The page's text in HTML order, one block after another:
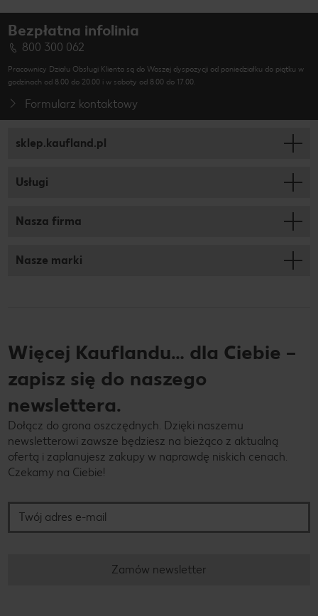
Bezpłatna infolinia
800 300 062
Pracownicy Działu Obsługi Klienta są do Waszej dyspozycji od poniedziałku do piątku w
godzinach od 8.00 do 20.00 i w soboty od 8.00 do 17.00.
Formularz kontaktowy
sklep.kaufland.pl
Usługi
Nasza firma
Nasze marki
Więcej Kauflandu… dla Ciebie –
zapisz się do naszego
newslettera.
Dołącz do grona oszczędnych. Dzięki naszemu
newsletterowi zawsze będziesz na bieżąco z aktualną
ofertą i zaplanujesz zakupy w naprawdę niskich cenach.
Czekamy na Ciebie!
Zamów newsletter